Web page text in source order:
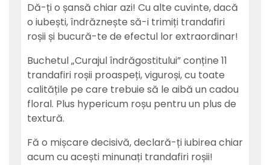
Dă-ți o șansă chiar azi! Cu alte cuvinte, dacă
o iubești, îndrăznește să-i trimiți trandafiri
roșii și bucură-te de efectul lor extraordinar!
Buchetul „Curajul îndrăgostitului” conține 11
trandafiri roșii proaspeți, viguroși, cu toate
calitățile pe care trebuie să le aibă un cadou
floral. Plus hypericum roșu pentru un plus de
textură.
Fă o mișcare decisivă, declară-ți iubirea chiar
acum cu acești minunați trandafiri roșii!